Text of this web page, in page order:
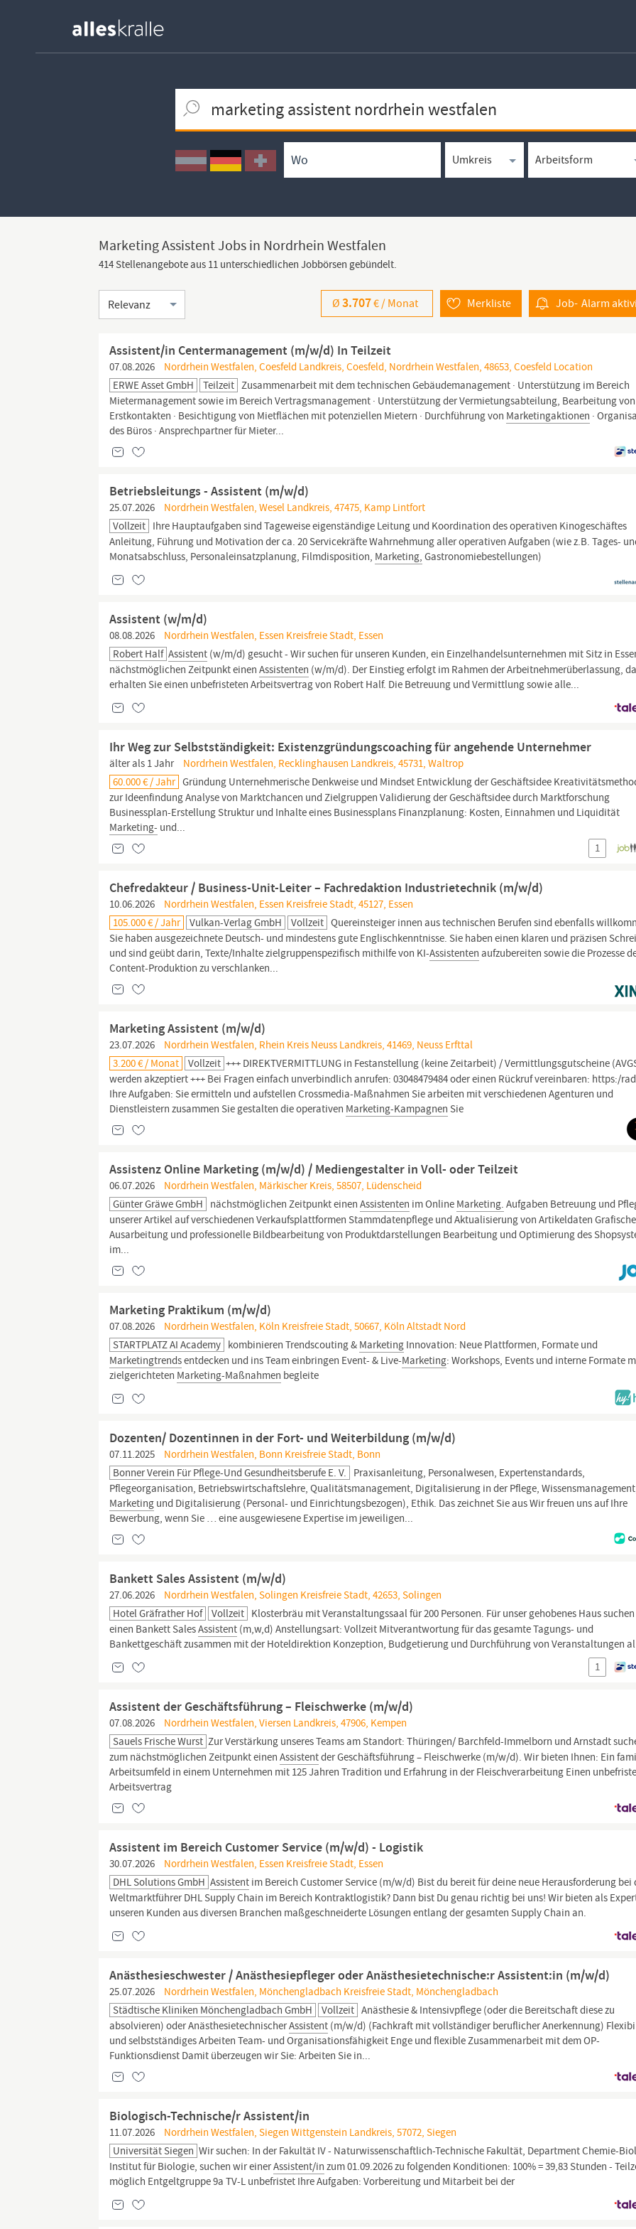
Ortssuche
Umkreissuche
Arbeitsform
Marketing Assistent Jobs in Nordrhein Westfalen
414 Stellenangebote aus 11 unterschiedlichen Jobbörsen gebündelt.
Sortierung Job- Alarm
Merkliste
Ø3.707€ / Monat
Assistent/in Centermanagement (m/w/d) In Teilzeit
07.08.2026
Nordrhein Westfalen, Coesfeld Landkreis, Coesfeld, Nordrhein Westfalen, 48653, Coesfeld Location
ERWE Asset GmbH
Teilzeit Zusammenarbeit mit dem technischen Gebäudemanagement · Unterstützung im Bereich
Mietermanagement sowie im Bereich Vertragsmanagement · Unterstützung der Vermietungsabteilung, Bearbeitung von
Erstkontakten · Besichtigung von Mietflächen mit potenziellen Mietern · Durchführung von Marketingaktionen ·
des Büros · Ansprechpartner für Mieter...
Betriebsleitungs - Assistent (m/w/d)
25.07.2026
Nordrhein Westfalen, Wesel Landkreis, 47475, Kamp Lintfort
Vollzeit Ihre Hauptaufgaben sind Tageweise eigenständige Leitung und Koordination des operativen Kinogeschäftes
Anleitung, Führung und Motivation der ca. 20 Servicekräfte Wahrnehmung aller operativen Aufgaben (wie z.B. Tages-
Monatsabschluss, Personaleinsatzplanung, Filmdisposition, Marketing, Gastronomiebestellungen)
Assistent (w/m/d)
08.08.2026
Nordrhein Westfalen, Essen Kreisfreie Stadt, Essen
Robert Half Assistent (w/m/d) gesucht - Wir suchen für unseren Kunden, ein Einzelhandelsunternehmen mit Sitz in
nächstmöglichen Zeitpunkt einenAssistenten (w/m/d). Der Einstieg erfolgt im Rahmen der Arbeitnehmerüberlassung,
erhalten Sie einen unbefristeten Arbeitsvertrag von Robert Half. Die Betreuung und Vermittlung sowie alle...
Ihr Weg zur Selbstständigkeit: Existenzgründungscoaching für angehende Unternehmer
älter als 1 Jahr
Nordrhein Westfalen, Recklinghausen Landkreis, 45731, Waltrop
60.000 € / Jahr Gründung Unternehmerische Denkweise und Mindset Entwicklung der Geschäftsidee
zur Ideenfindung Analyse von Marktchancen und Zielgruppen Validierung der Geschäftsidee durch Marktforschung
Businessplan-Erstellung Struktur und Inhalte eines Businessplans Finanzplanung: Kosten, Einnahmen und Liquidität
Marketing- und...
1
Chefredakteur / Business-Unit-Leiter – Fachredaktion Industrietechnik (m/w/d)
10.06.2026
Nordrhein Westfalen, Essen Kreisfreie Stadt, 45127, Essen
105.000 € / Jahr
Vulkan-Verlag GmbH Vollzeit Quereinsteiger innen aus technischen Berufen sind ebenfalls
Sie haben ausgezeichnete Deutsch- und mindestens gute Englischkenntnisse. Sie haben einen klaren und präzisen
und sind geübt darin, Texte/Inhalte zielgruppenspezifisch mithilfe von KI-Assistenten aufzubereiten sowie die Prozesse
Content-Produktion zu verschlanken...
Marketing Assistent (m/w/d)
23.07.2026
Nordrhein Westfalen, Rhein Kreis Neuss Landkreis, 41469, Neuss Erfttal
3.200 € / Monat
Vollzeit +++ DIREKTVERMITTLUNG in Festanstellung (keine Zeitarbeit) / Vermittlungsgutscheine
werden akzeptiert +++ Bei Fragen einfach unverbindlich anrufen: 03048479484 oder einen Rückruf vereinbaren: https:/
Ihre Aufgaben: Sie ermitteln und aufstellen Crossmedia-Maßnahmen Sie arbeiten mit verschiedenen Agenturen und
Dienstleistern zusammen Sie gestalten die operativen Marketing-Kampagnen Sie
Assistenz Online Marketing (m/w/d) / Mediengestalter in Voll- oder Teilzeit
06.07.2026
Nordrhein Westfalen, Märkischer Kreis, 58507, Lüdenscheid
Günter Gräwe GmbH nächstmöglichen Zeitpunkt einenAssistenten im Online Marketing. Aufgaben Betreuung und
unserer Artikel auf verschiedenen Verkaufsplattformen Stammdatenpflege und Aktualisierung von Artikeldaten Grafische
Ausarbeitung und professionelle Bildbearbeitung von Produktdarstellungen Bearbeitung und Optimierung des
im...
Marketing Praktikum (m/w/d)
07.08.2026
Nordrhein Westfalen, Köln Kreisfreie Stadt, 50667, Köln Altstadt Nord
STARTPLATZ AI Academy kombinieren Trendscouting & Marketing Innovation: Neue Plattformen, Formate und
Marketingtrendsentdecken und ins Team einbringen Event- & Live-Marketing: Workshops, Events und interne Formate
zielgerichteten Marketing-Maßnahmen begleite
Dozenten/ Dozentinnen in der Fort- und Weiterbildung (m/w/d)
07.11.2025
Nordrhein Westfalen, Bonn Kreisfreie Stadt, Bonn
Bonner Verein Für Pflege-Und Gesundheitsberufe E. V. Praxisanleitung, Personalwesen, Expertenstandards,
Pflegeorganisation, Betriebswirtschaftslehre, Qualitätsmanagement, Digitalisierung in der Pflege,
Marketing und Digitalisierung (Personal- und Einrichtungsbezogen), Ethik. Das zeichnet Sie aus Wir freuen uns auf Ihre
Bewerbung, wenn Sie … eine ausgewiesene Expertise im jeweiligen...
Bankett Sales Assistent (m/w/d)
27.06.2026
Nordrhein Westfalen, Solingen Kreisfreie Stadt, 42653, Solingen
Hotel Gräfrather Hof
Vollzeit Klosterbräu mit Veranstaltungssaal für 200 Personen. Für unser gehobenes Haus
einen Bankett SalesAssistent (m,w,d) Anstellungsart: Vollzeit Mitverantwortung für das gesamte Tagungs- und
Bankettgeschäft zusammen mit der Hoteldirektion Konzeption, Budgetierung und Durchführung von Veranstaltungen
1
Assistent der Geschäftsführung – Fleischwerke (m/w/d)
07.08.2026
Nordrhein Westfalen, Viersen Landkreis, 47906, Kempen
Sauels Frische Wurst Zur Verstärkung unseres Teams am Standort: Thüringen/ Barchfeld-Immelborn und Arnstadt
zum nächstmöglichen Zeitpunkt einenAssistentder Geschäftsführung – Fleischwerke (m/w/d). Wir bieten Ihnen: Ein
Arbeitsumfeld in einem Unternehmen mit 125 Jahren Tradition und Erfahrung in der Fleischverarbeitung Einen
Arbeitsvertrag
Assistent im Bereich Customer Service (m/w/d) - Logistik
30.07.2026
Nordrhein Westfalen, Essen Kreisfreie Stadt, Essen
DHL Solutions GmbH Assistent im Bereich Customer Service (m/w/d) Bist du bereit für deine neue Herausforderung bei
Weltmarktführer DHL Supply Chain im Bereich Kontraktlogistik? Dann bist Du genau richtig bei uns! Wir bieten als
unseren Kunden aus diversen Branchen maßgeschneiderte Lösungen entlang der gesamten Supply Chain an.
Anästhesieschwester / Anästhesiepfleger oder Anästhesietechnische:r Assistent:in (m/w/d)
25.07.2026
Nordrhein Westfalen, Mönchengladbach Kreisfreie Stadt, Mönchengladbach
Städtische Kliniken Mönchengladbach GmbH
Vollzeit Anästhesie & Intensivpflege (oder die Bereitschaft diese zu
absolvieren) oder AnästhesietechnischerAssistent (m/w/d) (Fachkraft mit vollständiger beruflicher Anerkennung)
und selbstständiges Arbeiten Team- und Organisationsfähigkeit Enge und flexible Zusammenarbeit mit dem OP-
Funktionsdienst Damit überzeugen wir Sie: Arbeiten Sie in...
Biologisch-Technische/r Assistent/in
11.07.2026
Nordrhein Westfalen, Siegen Wittgenstein Landkreis, 57072, Siegen
Universität Siegen Wir suchen: In der Fakultät IV - Naturwissenschaftlich-Technische Fakultät, Department Chemie-
Institut für Biologie, suchen wir einerAssistent/in zum 01.09.2026 zu folgenden Konditionen: 100% = 39,83 Stunden -
möglich Entgeltgruppe 9a TV-L unbefristet Ihre Aufgaben: Vorbereitung und Mitarbeit bei der